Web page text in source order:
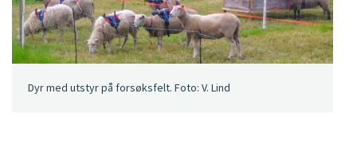
Dyr med utstyr på forsøksfelt. Foto: V. Lind